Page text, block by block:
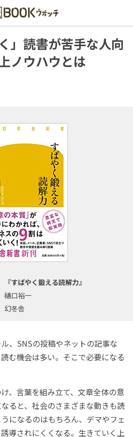
」読書が苦手な人向
ノウハウとは
『すばやく鍛える読解力』
樋口裕一
幻冬舎
、SNSの投稿やネットの記事な
む機会は多い。そこで必要になる
、言葉を組み立て、文章全体の意
ると、社会のさまざまな動きも読
になるのはもちろん、デマやフェ
導されにくくなる。生きていく上